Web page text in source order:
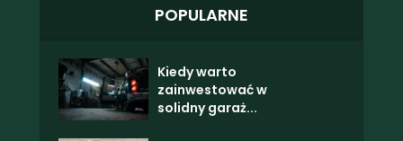
POPULARNE
Kiedy warto
zainwestować w
solidny garaż...